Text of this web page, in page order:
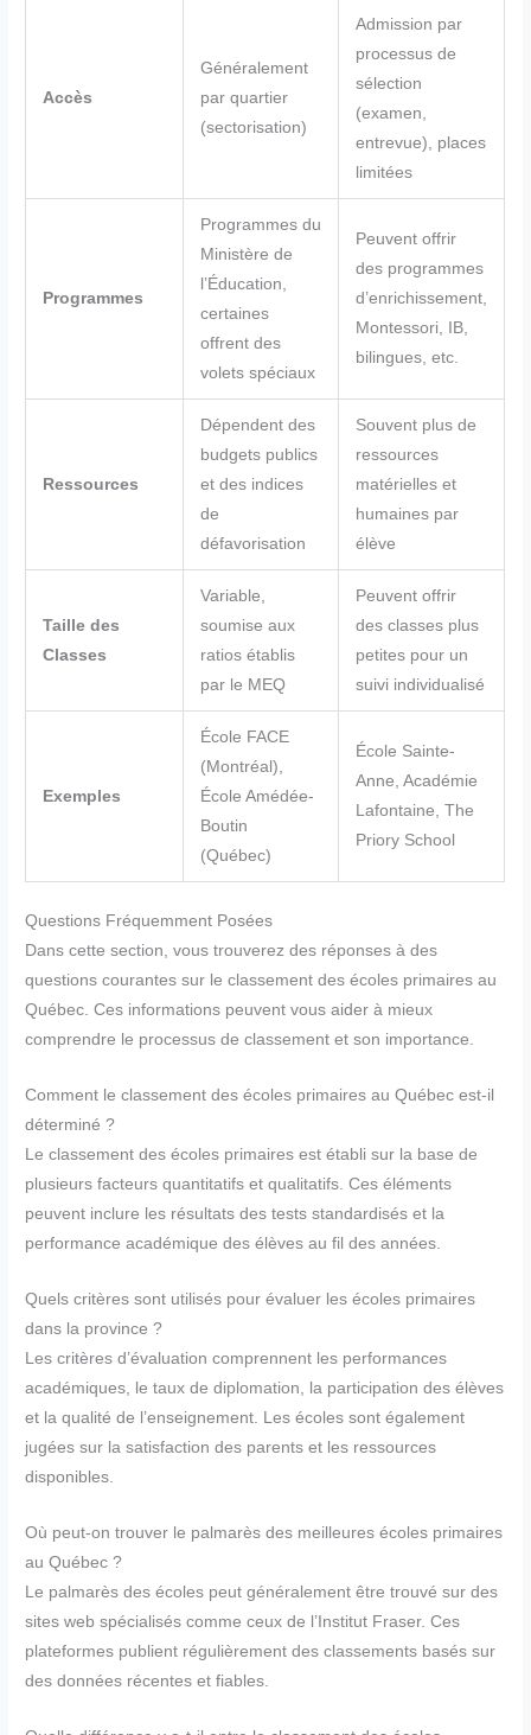
Accès
Généralement
par quartier
(sectorisation)
Admission par
processus de
sélection
(examen,
entrevue), places
limitées
Programmes
Programmes du
Ministère de
l’Éducation,
certaines
offrent des
volets spéciaux
Peuvent offrir
des programmes
d’enrichissement,
Montessori, IB,
bilingues, etc.
Ressources
Dépendent des
budgets publics
et des indices
de
défavorisation
Souvent plus de
ressources
matérielles et
humaines par
élève
Taille des
Classes
Variable,
soumise aux
ratios établis
par le MEQ
Peuvent offrir
des classes plus
petites pour un
suivi individualisé
Exemples
École FACE
(Montréal),
École Amédée-
Boutin
(Québec)
École Sainte-
Anne, Académie
Lafontaine, The
Priory School
Questions Fréquemment Posées
Dans cette section, vous trouverez des réponses à des
questions courantes sur le classement des écoles primaires au
Québec. Ces informations peuvent vous aider à mieux
comprendre le processus de classement et son importance.
Comment le classement des écoles primaires au Québec est-il
déterminé ?
Le classement des écoles primaires est établi sur la base de
plusieurs facteurs quantitatifs et qualitatifs. Ces éléments
peuvent inclure les résultats des tests standardisés et la
performance académique des élèves au fil des années.
Quels critères sont utilisés pour évaluer les écoles primaires
dans la province ?
Les critères d’évaluation comprennent les performances
académiques, le taux de diplomation, la participation des élèves
et la qualité de l’enseignement. Les écoles sont également
jugées sur la satisfaction des parents et les ressources
disponibles.
Où peut-on trouver le palmarès des meilleures écoles primaires
au Québec ?
Le palmarès des écoles peut généralement être trouvé sur des
sites web spécialisés comme ceux de l’Institut Fraser. Ces
plateformes publient régulièrement des classements basés sur
des données récentes et fiables.